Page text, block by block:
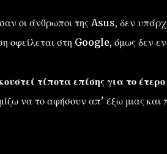
οι άνθρωποι της Asus, δεν
οφείλεται στη Google, όμως δεν
τίποτα επίσης για το
να το αφήσουν απ' έξω μιας και